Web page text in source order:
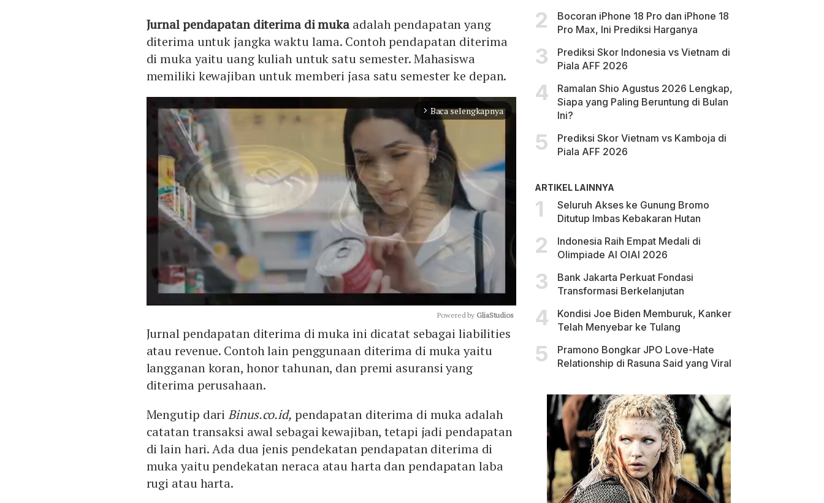
Jurnal pendapatan diterima di muka adalah pendapatan yang
diterima untuk jangka waktu lama. Contoh pendapatan diterima
di muka yaitu uang kuliah untuk satu semester. Mahasiswa
memiliki kewajiban untuk memberi jasa satu semester ke depan.
arrow_forward_ios Baca selengkapnya
Mute
Powered by GliaStudios
Jurnal pendapatan diterima di muka ini dicatat sebagai liabilities
atau revenue. Contoh lain penggunaan diterima di muka yaitu
langganan koran, honor tahunan, dan premi asuransi yang
diterima perusahaan.
Mengutip dariBinus.co.id, pendapatan diterima di muka adalah
catatan transaksi awal sebagai kewajiban, tetapi jadi pendapatan
di lain hari. Ada dua jenis pendekatan pendapatan diterima di
muka yaitu pendekatan neraca atau harta dan pendapatan laba
rugi atau harta.
Bocoran iPhone 18 Pro dan iPhone 18
Pro Max, Ini Prediksi Harganya
Prediksi Skor Indonesia vs Vietnam di
Piala AFF 2026
Ramalan Shio Agustus 2026 Lengkap,
Siapa yang Paling Beruntung di Bulan
Ini?
Prediksi Skor Vietnam vs Kamboja di
Piala AFF 2026
ARTIKEL LAINNYA
Seluruh Akses ke Gunung Bromo
Ditutup Imbas Kebakaran Hutan
Indonesia Raih Empat Medali di
Olimpiade AI OIAI 2026
Bank Jakarta Perkuat Fondasi
Transformasi Berkelanjutan
Kondisi Joe Biden Memburuk, Kanker
Telah Menyebar ke Tulang
Pramono Bongkar JPO Love-Hate
Relationship di Rasuna Said yang Viral